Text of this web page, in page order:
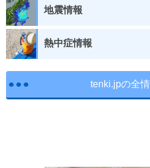
地震情報
熱中症情報
tenki.jpの全